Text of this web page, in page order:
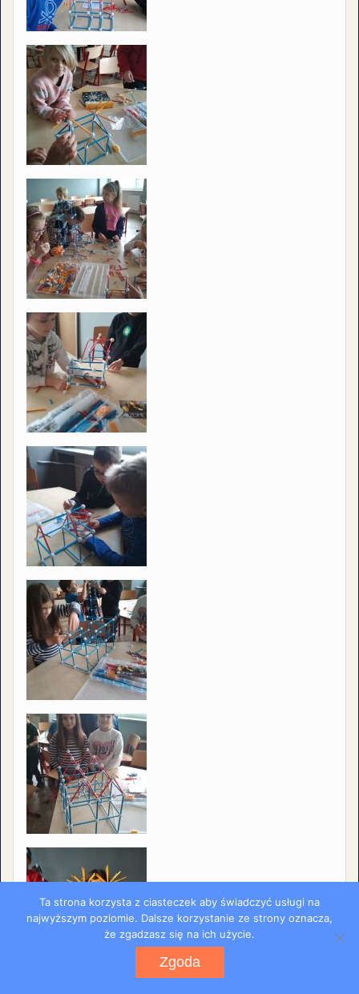
Ta strona korzysta z ciasteczek aby świadczyć usługi na
najwyższym poziomie. Dalsze korzystanie ze strony oznacza,
że zgadzasz się na ich użycie.
Zgoda